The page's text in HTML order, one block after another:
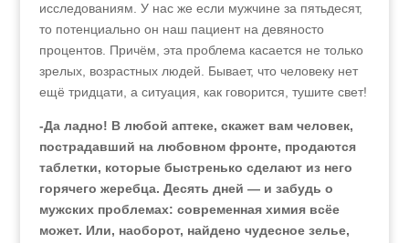
исследованиям. У нас же если мужчине за пятьдесят,
то потенциально он наш пациент на девяносто
процентов. Причём, эта проблема касается не только
зрелых, возрастных людей. Бывает, что человеку нет
ещё тридцати, а ситуация, как говорится, тушите свет!
-Да ладно! В любой аптеке, скажет вам человек,
пострадавший на любовном фронте, продаются
таблетки, которые быстренько сделают из него
горячего жеребца. Десять дней — и забудь о
мужских проблемах: современная химия всёе
может. Или, наоборот, найдено чудесное зелье,